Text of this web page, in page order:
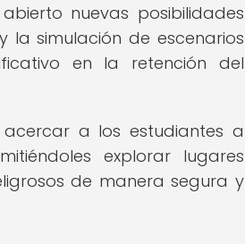
nuevas posibilidades
simulación de escenarios
en la retención del
a los estudiantes a
explorar lugares
de manera segura y